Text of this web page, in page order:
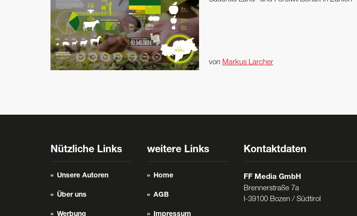
von Markus Larcher
Nützliche Links
Unsere Autoren
Über uns
Werbung
weitere Links
Home
AGB
Impressum
Kontaktdaten
FF Media GmbH
Brennerstraße 7a
I-39100 Bozen / Südtirol